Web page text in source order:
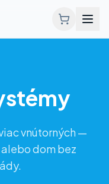
vnútorných —
dom bez